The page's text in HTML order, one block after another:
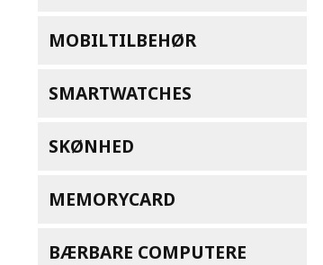
MOBILTILBEHØR
SMARTWATCHES
SKØNHED
MEMORYCARD
BÆRBARE COMPUTERE